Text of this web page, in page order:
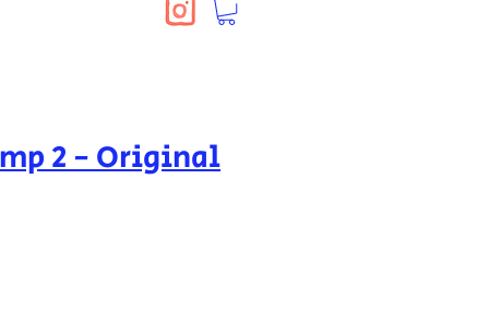
2 - Original